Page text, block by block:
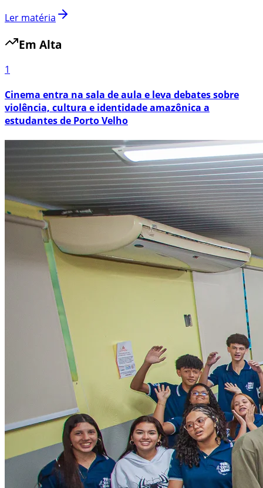
Ler matéria
Em Alta
1
Cinema entra na sala de aula e leva debates sobre
violência, cultura e identidade amazônica a
estudantes de Porto Velho